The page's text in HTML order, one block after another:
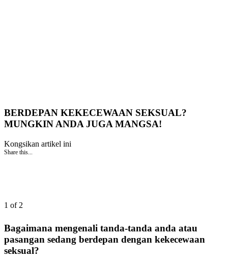
BERDEPAN KEKECEWAAN SEKSUAL?
MUNGKIN ANDA JUGA MANGSA!
Kongsikan artikel ini
Share this...
1 of 2
Bagaimana mengenali tanda-tanda anda atau
pasangan sedang berdepan dengan kekecewaan
seksual?